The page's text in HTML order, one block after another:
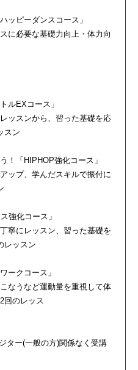
ッピーダンスコース」
に必要な基礎力向上・体力向
ルEXコース」
ッスンから、習った基礎を応
スン
！「HIPHOP強化コース」
ップ、学んだスキルで振付に
強化コース」
寧にレッスン、習った基礎を
レッスン
ークコース」
なうなど運動量を重視して体
回のレッス
ター(一般の方)関係なく受講